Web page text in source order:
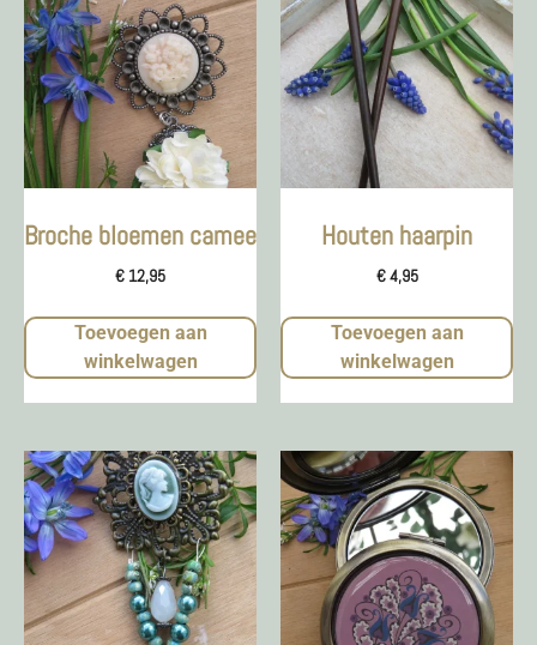
Broche bloemen camee
€ 12,95
Toevoegen aan
winkelwagen
Houten haarpin
€4,95
Toevoegen aan
winkelwagen